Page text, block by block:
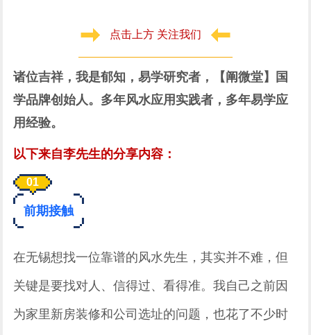
点击上方 关注我们
诸位吉祥，我是郁知，易学研究者，【阐微堂】国
学品牌创始人。多年风水应用实践者，多年易学应
用经验。
以下来自李先生的分享内容：
01
前期接触
在无锡想找一位靠谱的风水先生，其实并不难，但
关键是要找对人、信得过、看得准。我自己之前因
为家里新房装修和公司选址的问题，也花了不少时